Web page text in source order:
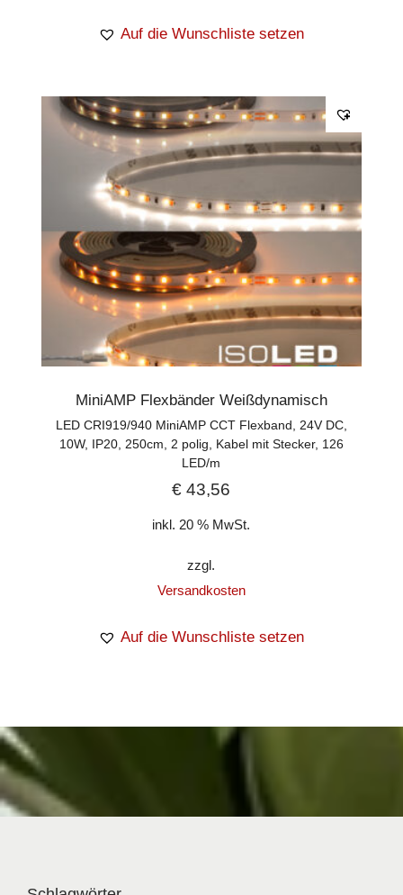
Auf die Wunschliste setzen
MiniAMP Flexbänder Weißdynamisch
LED CRI919/940 MiniAMP CCT Flexband, 24V DC,
10W, IP20, 250cm, 2 polig, Kabel mit Stecker, 126
LED/m
€ 43,56
inkl. 20 % MwSt.
zzgl.
Versandkosten
Auf die Wunschliste setzen